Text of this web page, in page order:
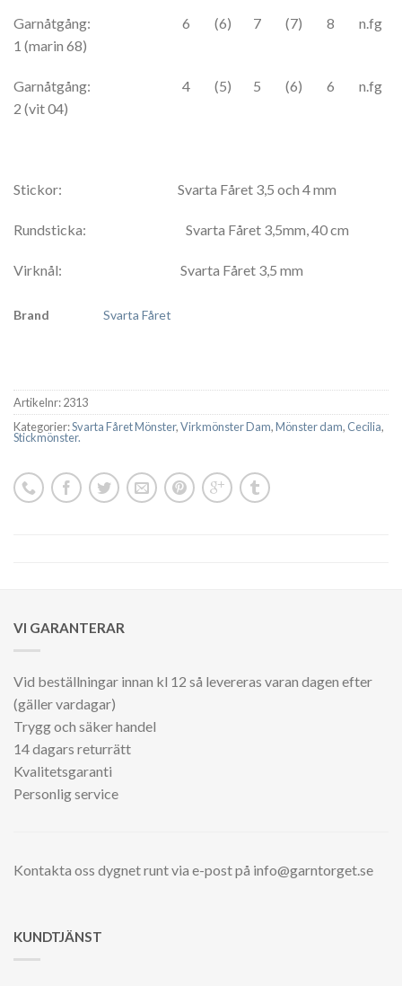
Garnåtgång: 6 (6) 7 (7) 8 n.fg
1 (marin 68)
Garnåtgång: 4 (5) 5 (6) 6 n.fg
2 (vit 04)
Stickor: Svarta Fåret 3,5 och 4 mm
Rundsticka: Svarta Fåret 3,5mm, 40 cm
Virknål: Svarta Fåret 3,5 mm
Brand Svarta Fåret
Artikelnr:2313
Kategorier:Svarta Fåret Mönster,Virkmönster Dam,Mönster dam, Cecilia,
Stickmönster.
VI GARANTERAR
Vid beställningar innan kl 12 så levereras varan dagen efter
(gäller vardagar)
Trygg och säker handel
14 dagars returrätt
Kvalitetsgaranti
Personlig service
Kontakta oss dygnet runt via e-post på info@garntorget.se
KUNDTJÄNST